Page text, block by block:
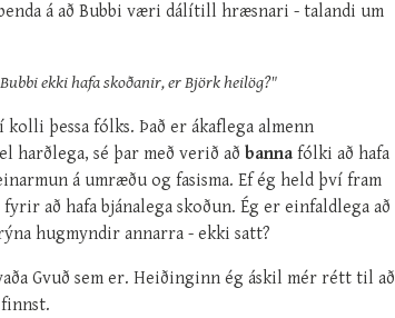
á að Bubbi væri dálítill hræsnari - talandi um
ekki hafa skoðanir, er Björk heilög?"
þessa fólks. Það er ákaflega almenn
harðlega, sé þar með verið að banna fólki að hafa
á umræðu og fasisma. Ef ég held því fram
að hafa bjánalega skoðun. Ég er einfaldlega að
hugmyndir annarra - ekki satt?
Gvuð sem er. Heiðinginn ég áskil mér rétt til að